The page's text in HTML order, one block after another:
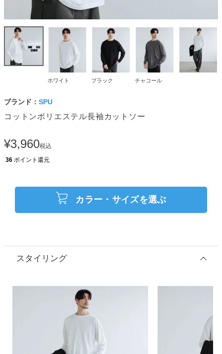
ホワイト ブラック チャコール
ブランド： SPU
コットンポリエステル長袖カットソー
¥3,960税込
36 ポイント還元
カラー・サイズを選ぶ
スタイリング